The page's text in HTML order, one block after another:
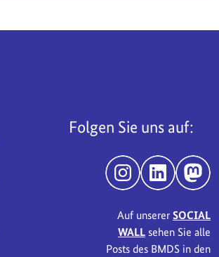
Folgen Sie uns auf:
InstagramLinkedIn
Auf unserer SOCIAL
WALLsehen Sie alle
Posts des BMDS in den